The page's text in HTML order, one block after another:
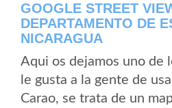
GOOGLE STREET
DEPARTAMENTO DE
NICARAGUA
Aqui os dejamos uno de
le gusta a la gente de
Carao, se trata de un